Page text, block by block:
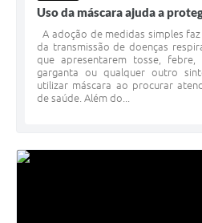
Uso da máscara ajuda a
A adoção de medidas simples
da transmissão de doenças
que apresentarem tosse,
garganta ou qualquer outro
utilizar máscara ao procurar
de saúde. Além do...